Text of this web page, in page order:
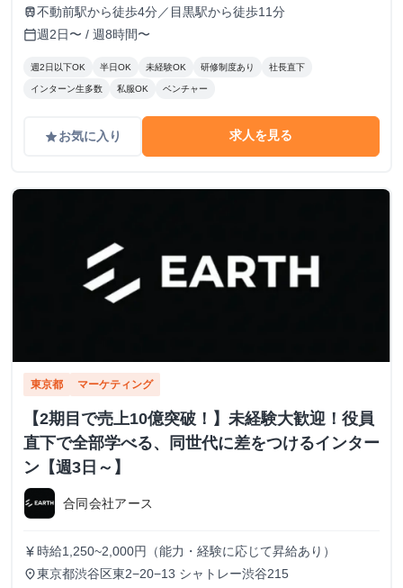
田ビル7-8階（受付8階）
train不動前駅から徒歩4分／目黒駅から徒歩11分
calendar_today週2日〜 / 週8時間〜
週2日以下OK 半日OK 未経験OK 研修制度あり 社長直下
インターン生多数 私服OK ベンチャー
gradeお気に入り 求人を見る
東京都 マーケティング
【2期目で売上10億突破！】未経験大歓迎！役員
直下で全部学べる、同世代に差をつけるインター
ン【週3日～】
合同会社アース
currency_yen 時給1,250~2,000円（能力・経験に応じて昇給あり）
place東京都渋谷区東2−20−13 シャトレー渋谷215